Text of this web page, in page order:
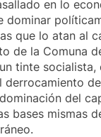
en lo
dominar
que lo atan al
de la Comuna
tinte socialista,
derrocamiento
del
bases mismas